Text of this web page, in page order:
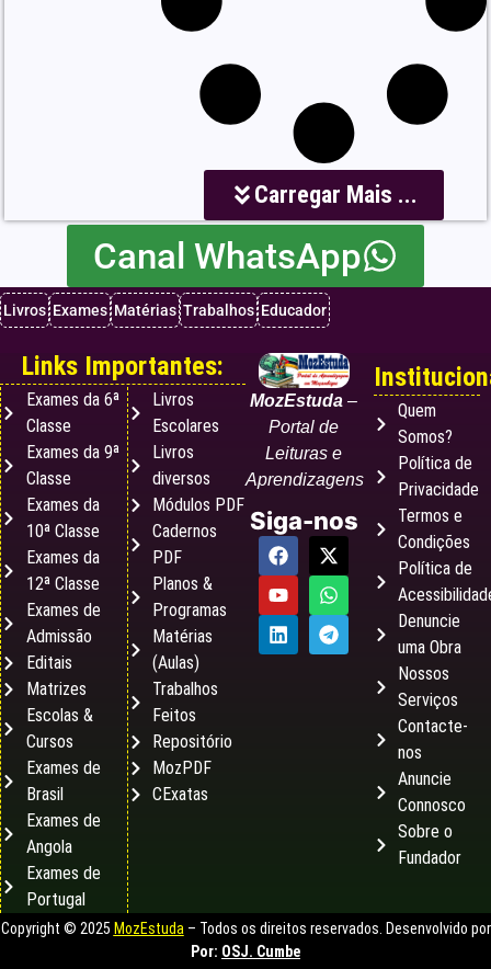
Carregar Mais ...
Canal WhatsApp
Livros Exames Matérias Trabalhos Educador
MozEstuda –
Portal de
Leituras e
Aprendizagens
Siga-nos
Quem
Somos?
Política de
Privacidade
Termos e
Condições
Política de
Denuncie
uma Obra
Nossos
Serviços
Contacte-
nos
Anuncie
Connosco
Sobre o
Fundador
Links Importantes:
Exames da 6ª
Classe
Exames da 9ª
Classe
Exames da
10ª Classe
Exames da
12ª Classe
Exames de
Admissão
Editais
Matrizes
Escolas &
Cursos
Exames de
Brasil
Exames de
Angola
Exames de
Portugal
Livros
Escolares
Livros
diversos
Módulos PDF
Cadernos
PDF
Planos &
Programas
Matérias
(Aulas)
Trabalhos
Feitos
Repositório
MozPDF
CExatas
Copyright © 2025 MozEstuda– Todos os direitos reservados. Desenvolvido por
Por: OSJ. Cumbe